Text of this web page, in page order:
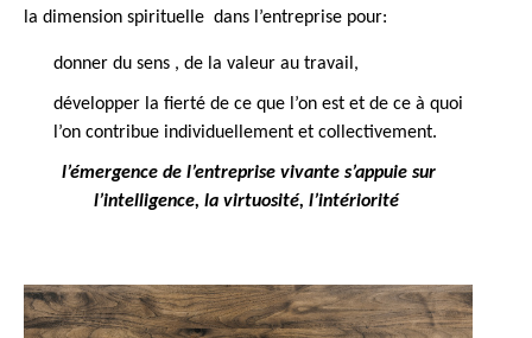
la dimension spirituelle dans l’entreprise pour:
donner du sens , de la valeur au travail,
développer la fierté de ce que l’on est et de ce à quoi
l’on contribue individuellement et collectivement.
l’émergence de l’entreprise vivante s’appuie sur
l’intelligence, la virtuosité, l’intériorité